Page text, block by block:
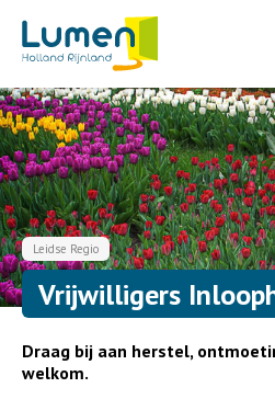
Leidse Regio
Vrijwilligers
Draag bij aan herstel,
welkom.